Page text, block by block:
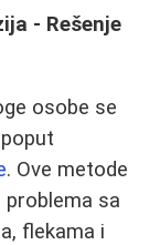
- Rešenje
osobe se
. Ove metode
problema sa
flekama i